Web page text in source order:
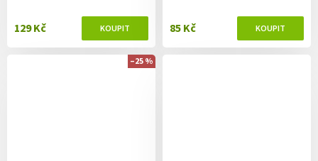
129 Kč 85 Kč
–25 %